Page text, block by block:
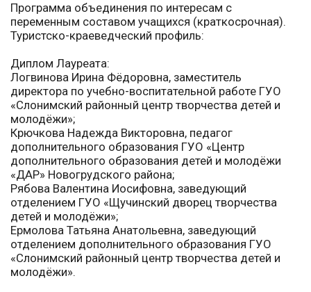
Программа объединения по интересам с
переменным составом учащихся (краткосрочная).
Туристско-краеведческий профиль:
Диплом Лауреата:
Логвинова Ирина Фёдоровна, заместитель
директора по учебно-воспитательной работе ГУО
«Слонимский районный центр творчества детей и
молодёжи»;
Крючкова Надежда Викторовна, педагог
дополнительного образования ГУО «Центр
дополнительного образования детей и молодёжи
«ДАР» Новогрудского района;
Рябова Валентина Иосифовна, заведующий
отделением ГУО «Щучинский дворец творчества
детей и молодёжи»;
Ермолова Татьяна Анатольевна, заведующий
отделением дополнительного образования ГУО
«Слонимский районный центр творчества детей и
молодёжи».